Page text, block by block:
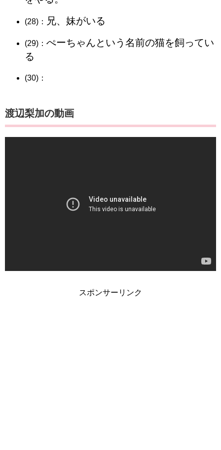
(28)： 兄、妹がいる
(29)： ぺーちゃんという名前の猫を飼ってい
る
(30)：
渡辺梨加の動画
スポンサーリンク